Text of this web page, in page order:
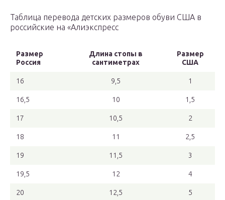
Таблица перевода детских размеров обуви США в
российские на «Алиэкспресс
Размер
Россия
Длина стопы в
сантиметрах
Размер
США
16 9,5 1
16,5 10 1,5
17 10,5 2
18 11 2,5
19 11,5 3
19,5 12 4
20 12,5 5